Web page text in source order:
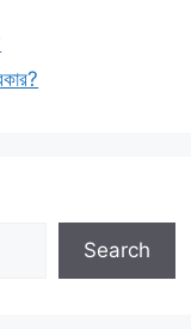
Search